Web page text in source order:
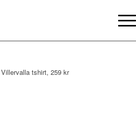
Villervalla tshirt, 259 kr